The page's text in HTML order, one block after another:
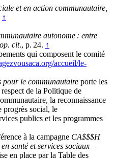
et en action communautaire,
↑
autonome : entre
cit., p. 24. ↑
qui composent le comité
accueil/le-
pour le communautaire porte les
de la Politique de
la reconnaissance
progrès social, le
publics et les programmes
à la campagne CA$$$H
santé et services sociaux –
en place par la Table des